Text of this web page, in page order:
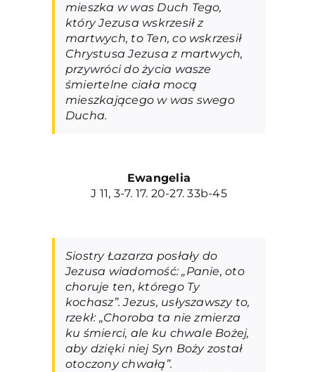
mieszka w was Duch Tego,
który Jezusa wskrzesił z
martwych, to Ten, co wskrzesił
Chrystusa Jezusa z martwych,
przywróci do życia wasze
śmiertelne ciała mocą
mieszkającego w was swego
Ducha.
Ewangelia
J 11, 3-7. 17. 20-27. 33b-45
Siostry Łazarza posłały do
Jezusa wiadomość: „Panie, oto
choruje ten, którego Ty
kochasz”. Jezus, usłyszawszy to,
rzekł: „Choroba ta nie zmierza
ku śmierci, ale ku chwale Bożej,
aby dzięki niej Syn Boży został
otoczony chwałą”.